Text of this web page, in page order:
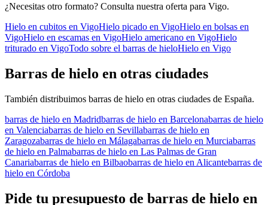
¿Necesitas otro formato? Consulta nuestra oferta para Vigo.
Hielo en cubitos en VigoHielo picado en VigoHielo en bolsas en
VigoHielo en escamas en VigoHielo americano en VigoHielo
triturado en VigoTodo sobre el barras de hieloHielo en Vigo
Barras de hielo en otras ciudades
También distribuimos barras de hielo en otras ciudades de España.
barras de hielo en Madridbarras de hielo en Barcelonabarras de hielo
en Valenciabarras de hielo en Sevillabarras de hielo en
Zaragozabarras de hielo en Málagabarras de hielo en Murciabarras
de hielo en Palmabarras de hielo en Las Palmas de Gran
Canariabarras de hielo en Bilbaobarras de hielo en Alicantebarras de
hielo en Córdoba
Pide tu presupuesto de barras de hielo en